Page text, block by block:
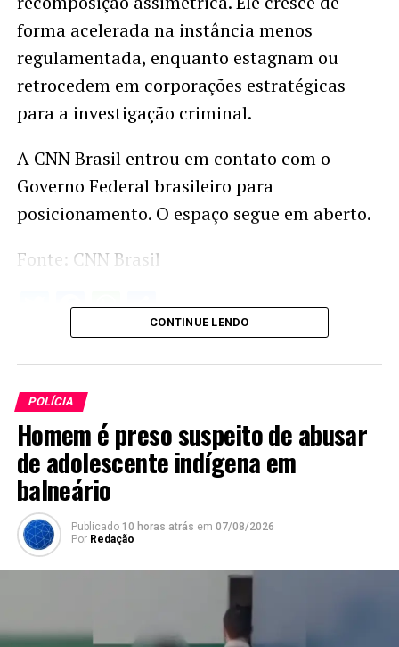
forma acelerada na instância menos
regulamentada, enquanto estagnam ou
retrocedem em corporações estratégicas
para a investigação criminal.
A CNN Brasil entrou em contato com o
Governo Federal brasileiro para
posicionamento. O espaço segue em aberto.
Fonte: CNN Brasil
Twitter
Facebook
WhatsApp
Share
CONTINUE LENDO
POLÍCIA
Homem é preso suspeito de abusar
de adolescente indígena em
balneário
Publicado 10 horas atrás em 07/08/2026
Por Redação